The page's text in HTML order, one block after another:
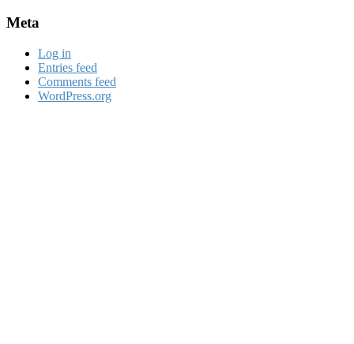
Meta
Log in
Entries feed
Comments feed
WordPress.org